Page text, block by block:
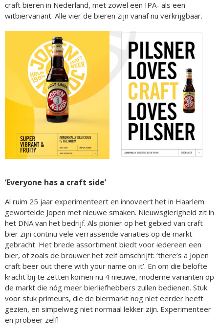
craft bieren in Nederland, met zowel een IPA- als een
witbiervariant. Alle vier de bieren zijn vanaf nu verkrijgbaar.
‘Everyone has a craft side’
Al ruim 25 jaar experimenteert en innoveert het in Haarlem
gewortelde Jopen met nieuwe smaken. Nieuwsgierigheid zit in
het DNA van het bedrijf. Als pionier op het gebied van craft
bier zijn continu vele verrassende variaties op de markt
gebracht. Het brede assortiment biedt voor iedereen een
bier, of zoals de brouwer het zelf omschrijft: ‘there’s a Jopen
craft beer out there with your name on it’. En om die belofte
kracht bij te zetten komen nu 4 nieuwe, moderne varianten op
de markt die nóg meer bierliefhebbers zullen bedienen. Stuk
voor stuk primeurs, die de biermarkt nog niet eerder heeft
gezien, en simpelweg niet normaal lekker zijn. Experimenteer
en probeer zelf!